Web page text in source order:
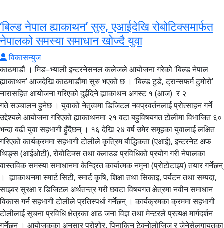
‘बिल्ड नेपाल ह्याकाथन’ सुरु, एआईदेखि रोबोटिक्समार्फत
नेपालको समस्या समाधान खोज्दै युवा
विकासन्युज
काठमाडौं । मिड–भ्याली इन्टरनेसनल कलेजले आयोजना गरेको ‘बिल्ड नेपाल
ह्याकाथन’ आजदेखि काठमाडौंमा सुरु भएको छ । ‘बिल्ड टुडे, ट्रान्सफर्म टुमोरो’
नारासहित आयोजना गरिएको दुईदिने ह्याकाथन अगस्ट १ (आज) र २
गते सञ्चालन हुनेछ । युवाको नेतृत्वमा डिजिटल नवप्रवर्तनलाई प्रोत्साहन गर्ने
उद्देश्यले आयोजना गरिएको ह्याकाथनमा २१ वटा बहुविषयगत टोलीमा विभाजित ६०
भन्दा बढी युवा सहभागी हुँदैछन् । १६ देखि २४ वर्ष उमेर समूहका युवालाई लक्षित
गरिएको कार्यक्रममा सहभागी टोलीले कृत्रिम बौद्धिकता (एआई), इन्टरनेट अफ
थिङ्स (आईओटी), रोबोटिक्स तथा क्लाउड प्रविधिको प्रयोग गरी नेपालका
वास्तविक समस्या समाधानमा केन्द्रित कार्यात्मक नमुना (प्रोटोटाइप) तयार गर्नेछन्
। ह्याकाथनमा स्मार्ट सिटी, स्मार्ट कृषि, शिक्षा तथा सिकाइ, पर्यटन तथा सम्पदा,
साइबर सुरक्षा र डिजिटल अर्थतन्त्र गरी छवटा विषयगत क्षेत्रमा नवीन समाधान
विकास गर्न सहभागी टोलीले प्रतिस्पर्धा गर्नेछन् । कार्यक्रमका क्रममा सहभागी
टोलीलाई सूचना प्रविधि क्षेत्रका आठ जना विज्ञ तथा मेन्टरले प्रत्यक्ष मार्गदर्शन
गर्नेछन् । आयोजकका अनुसार प्रोशोर, पिनाकिन टेक्नोलोजिज र जेनेसेलगायतका